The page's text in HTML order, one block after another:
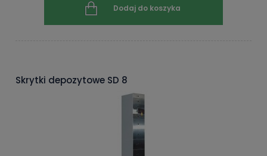
Dodaj do koszyka
Skrytki depozytowe SD 8